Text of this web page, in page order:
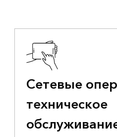
Сетевые
техническое